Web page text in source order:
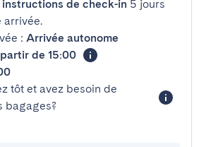
instructions de check-in 5 jours
arrivée.
: Arrivée autonome
de 15:00
tôt et avez besoin de
bagages?